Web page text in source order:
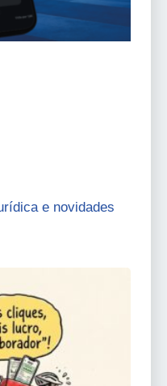
e novidades